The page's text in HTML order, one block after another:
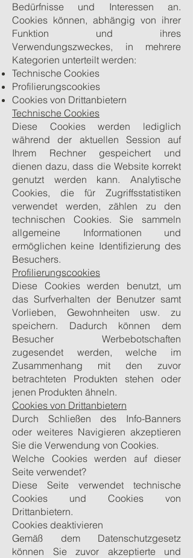
Bedürfnisse und Interessen an.
Cookies können, abhängig von ihrer
Funktion und ihres
Verwendungszweckes, in mehrere
Kategorien unterteilt werden:
Technische Cookies
Profilierungscookies
Cookies von Drittanbietern
Technische Cookies
Diese Cookies werden lediglich
während der aktuellen Session auf
Ihrem Rechner gespeichert und
dienen dazu, dass die Website korrekt
genutzt werden kann. Analytische
Cookies, die für Zugriffsstatistiken
verwendet werden, zählen zu den
technischen Cookies. Sie sammeln
allgemeine Informationen und
ermöglichen keine Identifizierung des
Besuchers.
Profilierungscookies
Diese Cookies werden benutzt, um
das Surfverhalten der Benutzer samt
Vorlieben, Gewohnheiten usw. zu
speichern. Dadurch können dem
Besucher Werbebotschaften
zugesendet werden, welche im
Zusammenhang mit den zuvor
betrachteten Produkten stehen oder
jenen Produkten ähneln.
Cookies von Drittanbietern
Durch Schließen des Info-Banners
oder weiteres Navigieren akzeptieren
Sie die Verwendung von Cookies.
Welche Cookies werden auf dieser
Seite verwendet?
Diese Seite verwendet technische
Cookies und Cookies von
Drittanbietern.
Cookies deaktivieren
Gemäß dem Datenschutzgesetz
können Sie zuvor akzeptierte und